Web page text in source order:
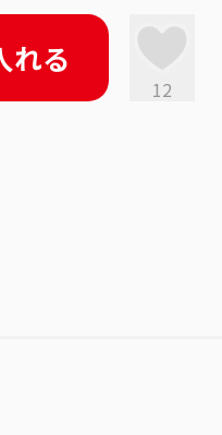
れる
12